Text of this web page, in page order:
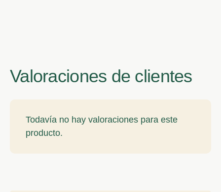
Valoraciones de clientes
Todavía no hay valoraciones para este
producto.